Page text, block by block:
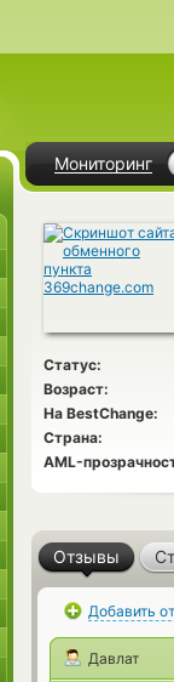
Мониторинг
Статус:
Возраст:
На BestChange:
Страна:
AML-
Отзывы
Добавить
Давлат